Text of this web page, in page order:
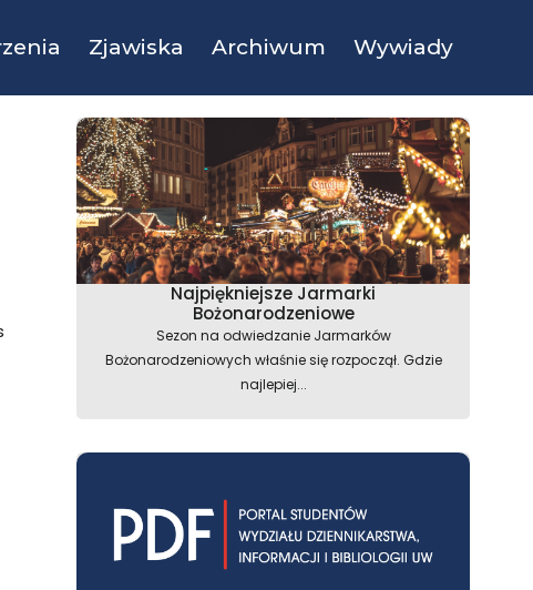
Zjawiska Archiwum Wywiady
Najpiękniejsze Jarmarki
Bożonarodzeniowe
Sezon na odwiedzanie Jarmarków
Bożonarodzeniowych właśnie się rozpoczął. Gdzie
najlepiej...